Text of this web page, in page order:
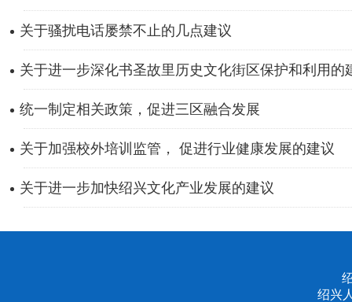
关于骚扰电话屡禁不止的几点建议
关于进一步深化书圣故里历史文化街区保护和利用的
统一制定相关政策，促进三区融合发展
关于加强校外培训监管， 促进行业健康发展的建议
关于进一步加快绍兴文化产业发展的建议
绍兴